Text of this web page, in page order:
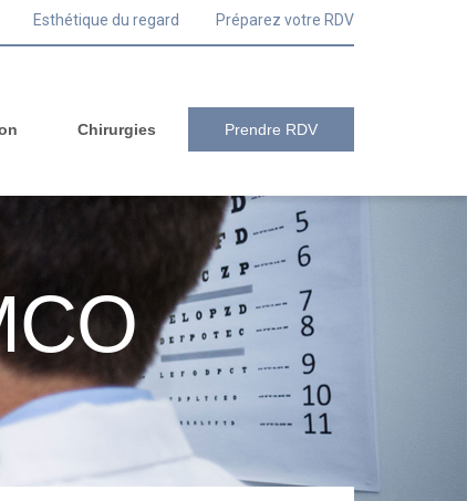
Esthétique du regard Préparez votre RDV
Chirurgies Prendre RDV